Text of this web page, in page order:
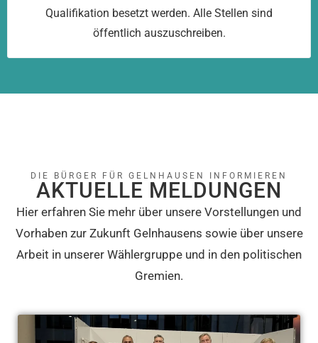
Qualifikation besetzt werden. Alle Stellen sind
öffentlich auszuschreiben.
DIE BÜRGER FÜR GELNHAUSEN INFORMIEREN
AKTUELLE MELDUNGEN
Hier erfahren Sie mehr über unsere Vorstellungen und
Vorhaben zur Zukunft Gelnhausens sowie über unsere
Arbeit in unserer Wählergruppe und in den politischen
Gremien.